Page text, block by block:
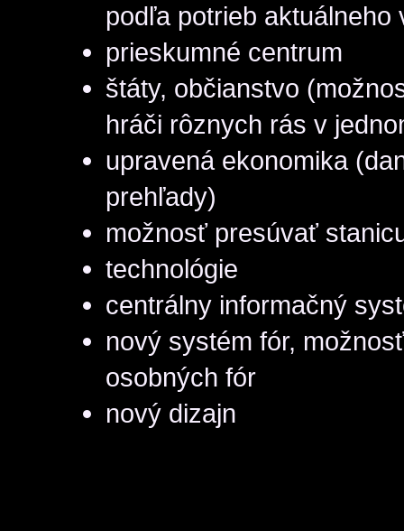
podľa potrieb aktuálneho
prieskumné centrum
štáty, občianstvo
hráči rôznych rás v
upravená ekonomika
prehľady)
možnosť presúvať
technológie
centrálny informačný
nový systém fór,
osobných fór
nový dizajn